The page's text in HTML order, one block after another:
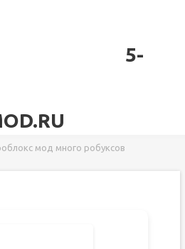
5-
мод много робуксов